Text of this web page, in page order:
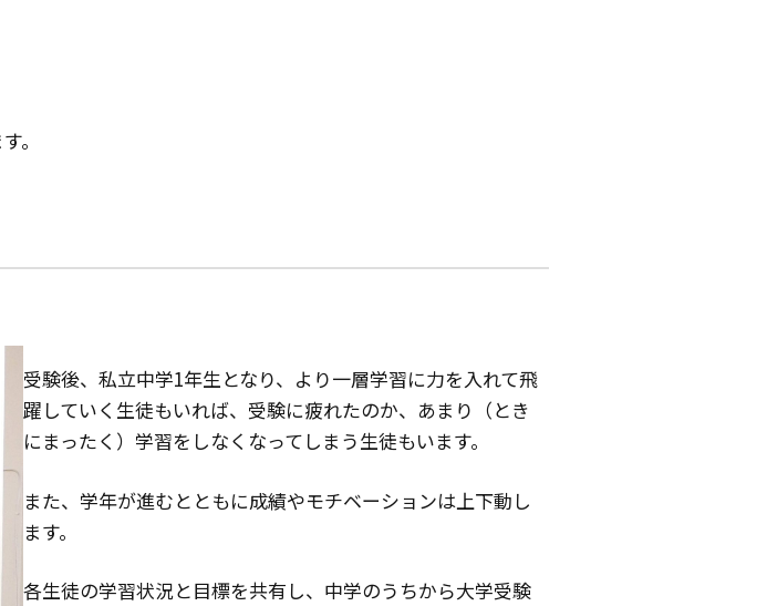
。
受験後、私立中学1年生となり、より一層学習に力を入れて飛
躍していく生徒もいれば、受験に疲れたのか、あまり（とき
にまったく）学習をしなくなってしまう生徒もいます。
また、学年が進むとともに成績やモチベーションは上下動し
ます。
各生徒の学習状況と目標を共有し、中学のうちから大学受験